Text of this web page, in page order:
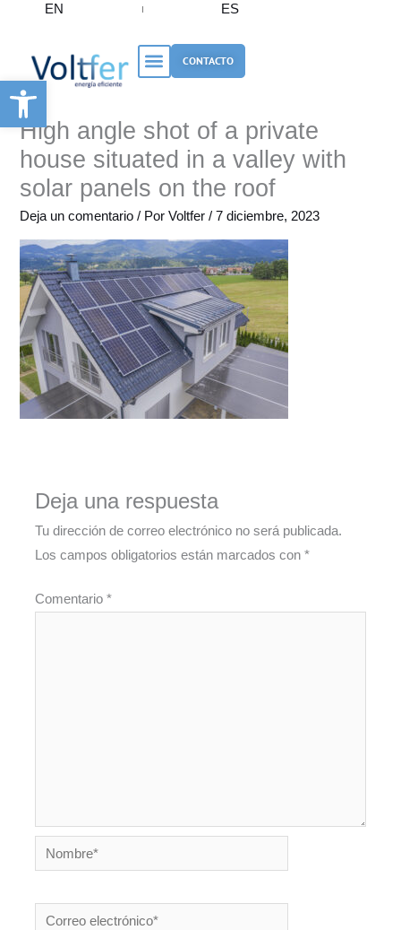
Abrir barra de herramientas
contenido
EN ES
CONTACTO
High angle shot of a private
house situated in a valley with
solar panels on the roof
Deja un comentario / PorVoltfer/7 diciembre, 2023
Deja una respuesta
Tu dirección de correo electrónico no será publicada.
Los campos obligatorios están marcados con*
Comentario*
Nombre*
Correo